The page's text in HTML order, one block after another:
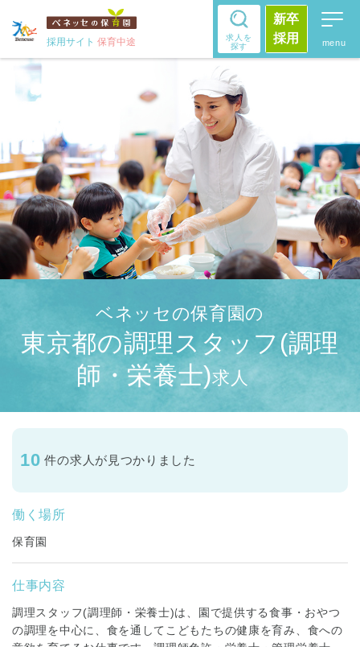
採用サイト 保育中途
求人を
探す
新卒
採用
ベネッセの保育園の
東京都の調理スタッフ(調理
師・栄養士)求人
10 件の求人が見つかりました
働く場所
保育園
仕事内容
調理スタッフ(調理師・栄養士)は、園で提供する食事・おやつ
の調理を中心に、食を通してこどもたちの健康を育み、食への